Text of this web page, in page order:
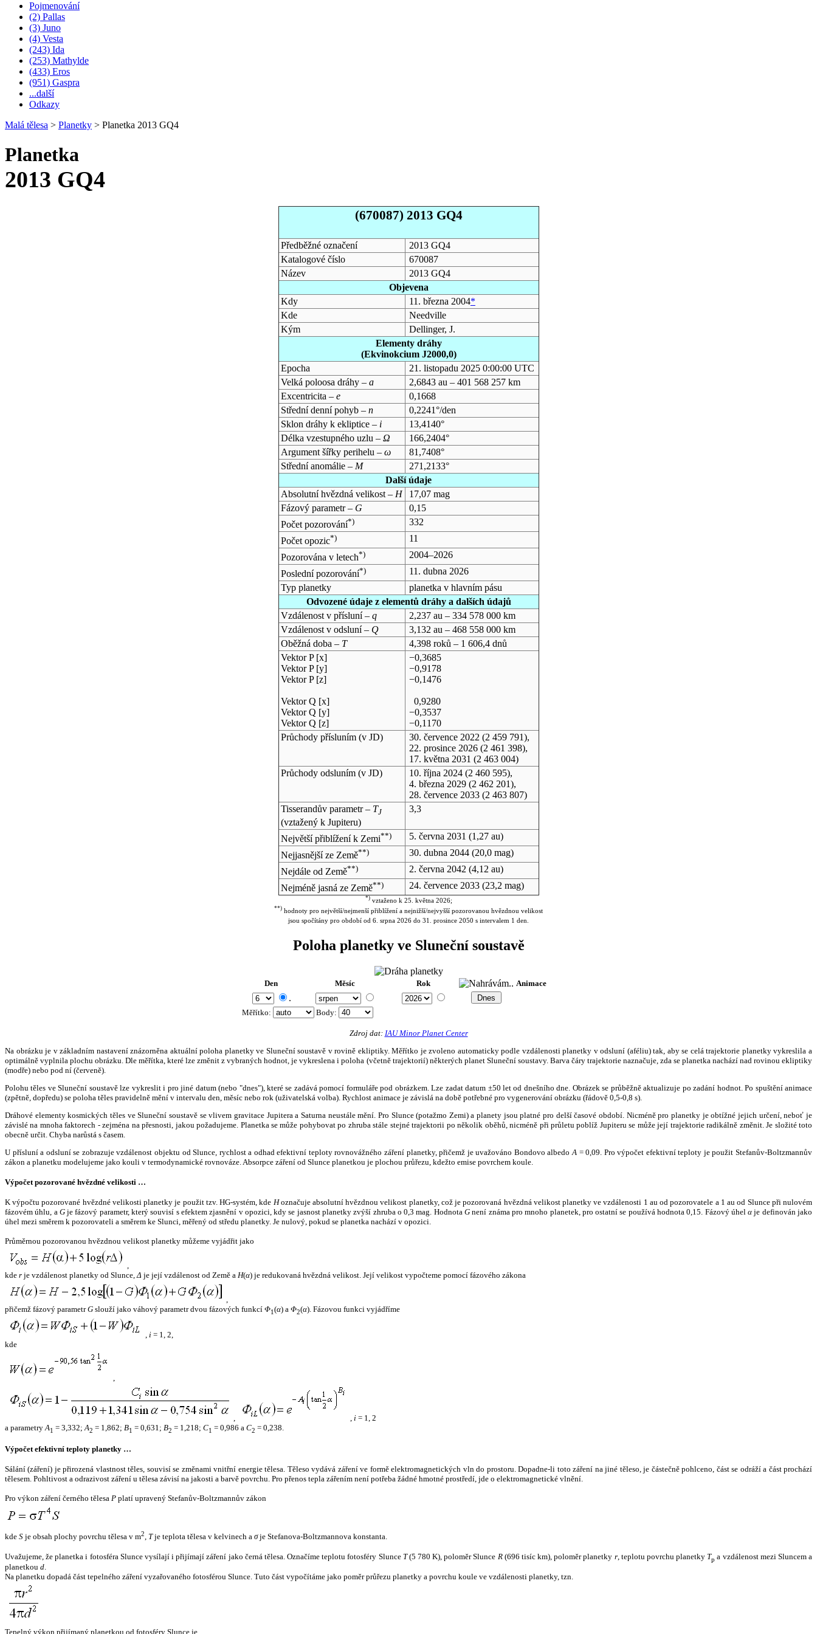
Pojmenování
(2) Pallas
(3) Juno
(4) Vesta
(243) Ida
(253) Mathylde
(433) Eros
(951) Gaspra
...další
Odkazy
Malá tělesa > Planetky > Planetka 2013 GQ4
Planetka
2013 GQ4
(670087) 2013 GQ4
Předběžné označení
2013 GQ4
Katalogové číslo
670087
Název
2013 GQ4
Objevena
Kdy
11. března 2004*
Kde
Needville
Kým
Dellinger, J.
Elementy dráhy
(Ekvinokcium J2000,0)
Epocha
21. listopadu 2025 0:00:00 UTC
Velká poloosa dráhy – a
2,6843 au – 401 568 257 km
Excentricita – e
0,1668
Střední denní pohyb – n
0,2241°/den
Sklon dráhy k ekliptice – i
13,4140°
Délka vzestupného uzlu – Ω
166,2404°
Argument šířky perihelu – ω
81,7408°
Střední anomálie – M
271,2133°
Další údaje
Absolutní hvězdná velikost – H
17,07 mag
Fázový parametr – G
0,15
Počet pozorování*)
332
Počet opozic*)
11
Pozorována v letech*)
2004–2026
Poslední pozorování*)
11. dubna 2026
Typ planetky
planetka v hlavním pásu
Odvozené údaje z elementů dráhy a dalších údajů
Vzdálenost v přísluní – q
2,237 au – 334 578 000 km
Vzdálenost v odsluní – Q
3,132 au – 468 558 000 km
Oběžná doba – T
4,398 roků – 1 606,4 dnů
Vektor P [x]
Vektor P [y]
Vektor P [z]
Vektor Q [x]
Vektor Q [y]
Vektor Q [z]
−0,3685
−0,9178
−0,1476
0,9280
−0,3537
−0,1170
Průchody přísluním (v JD) 30. července 2022 (2 459 791),
22. prosince 2026(2 461 398),
17. května 2031 (2 463 004)
Průchody odsluním (v JD) 10. října 2024(2 460 595),
4. března 2029(2 462 201),
28. července 2033(2 463 807)
Tisserandův parametr – TJ
(vztažený k Jupiteru)
3,3
Největší přiblížení k Zemi**) 5. června 2031 (1,27 au)
Nejjasnější ze Země**) 30. dubna 2044(20,0 mag)
Nejdále od Země**) 2. června 2042 (4,12 au)
Nejméně jasná ze Země**) 24. července 2033(23,2 mag)
*)vztaženo k 25. května 2026;
**) hodnoty pro největší/nejmenší přiblížení a nejnižší/nejvyšší pozorovanou hvězdnou velikost
jsou spočítány pro období od 6. srpna 2026 do 31. prosince 2050 s intervalem 1 den.
Poloha planetky ve Sluneční soustavě
Den Měsíc Rok Animace
.
Měřítko: Body:
Zdroj dat: IAU Minor Planet Center
Na obrázku je v základním nastavení znázorněna aktuální poloha planetky ve Sluneční soustavě v rovině ekliptiky. Měřítko je zvoleno automaticky podle vzdálenosti planetky v odsluní (aféliu) tak, aby se celá trajektorie planetky vykreslila a
optimálně vyplnila plochu obrázku. Dle měřítka, které lze změnit z vybraných hodnot, je vykreslena i poloha (včetně trajektorií) některých planet Sluneční soustavy. Barva čáry trajektorie naznačuje, zda se planetka nachází nad rovinou ekliptiky
(modře) nebo pod ní (červeně).
Polohu těles ve Sluneční soustavě lze vykreslit i pro jiné datum (nebo "dnes"), které se zadává pomocí formuláře pod obrázkem. Lze zadat datum ±50 let od dnešního dne. Obrázek se průběžně aktualizuje po zadání hodnot. Po spuštění animace
(zpětně, dopředu) se poloha těles pravidelně mění v intervalu den, měsíc nebo rok (uživatelská volba). Rychlost animace je závislá na době potřebné pro vygenerování obrázku (řádově 0,5-0,8 s).
Dráhové elementy kosmických těles ve Sluneční soustavě se vlivem gravitace Jupitera a Saturna neustále mění. Pro Slunce (potažmo Zemi) a planety jsou platné pro delší časové období. Nicméně pro planetky je obtížné jejich určení, neboť je
závislé na mnoha faktorech - zejména na přesnosti, jakou požadujeme. Planetka se může pohybovat po zhruba stále stejné trajektorii po několik oběhů, nicméně při průletu poblíž Jupiteru se může její trajektorie radikálně změnit. Je složité toto
obecně určit. Chyba narůstá s časem.
U přísluní a odsluní se zobrazuje vzdálenost objektu od Slunce, rychlost a odhad efektivní teploty rovnovážného záření planetky, přičemž je uvažováno Bondovo albedo A = 0,09. Pro výpočet efektivní teploty je použit Stefanův-Boltzmannův
zákon a planetku modelujeme jako kouli v termodynamické rovnováze. Absorpce záření od Slunce planetkou je plochou průřezu, kdežto emise povrchem koule.
Výpočet pozorované hvězdné velikosti …
K výpočtu pozorované hvězdné velikosti planetky je použit tzv. HG-systém, kde Hoznačuje absolutní hvězdnou velikost planetky, což je pozorovaná hvězdná velikost planetky ve vzdálenosti 1 au od pozorovatele a 1 au od Slunce při nulovém
fázovém úhlu, a Gje fázový parametr, který souvisí s efektem zjasnění v opozici, kdy se jasnost planetky zvýší zhruba o 0,3 mag. HodnotaG není známa pro mnoho planetek, pro ostatní se používá hodnota 0,15. Fázový úhelα je definován jako
úhel mezi směrem k pozorovateli a směrem ke Slunci, měřený od středu planetky. Je nulový, pokud se planetka nachází v opozici.
Průměrnou pozorovanou hvězdnou velikost planetky můžeme vyjádřit jako
,
kde r je vzdálenost planetky od Slunce,Δ je její vzdálenost od Země a H(α) je redukovaná hvězdná velikost. Její velikost vypočteme pomocí fázového zákona
,
přičemž fázový parametrG slouží jako váhový parametr dvou fázových funkcí Φ1(α) a Φ2(α). Fázovou funkci vyjádříme
, i = 1, 2,
kde
,
, , i = 1, 2
a parametryA1 = 3,332;A2 = 1,862; B1 = 0,631; B2 = 1,218; C1 = 0,986 a C2 = 0,238.
Výpočet efektivní teploty planetky …
Sálání (záření) je přirozená vlastnost těles, souvisí se změnami vnitřní energie tělesa. Těleso vydává záření ve formě elektromagnetických vln do prostoru. Dopadne-li toto záření na jiné těleso, je částečně pohlceno, část se odráží a část prochází
tělesem. Pohltivost a odrazivost záření u tělesa závisí na jakosti a barvě povrchu. Pro přenos tepla zářením není potřeba žádné hmotné prostředí, jde o elektromagnetické vlnění.
Pro výkon záření černého tělesa P platí upravený Stefanův-Boltzmannův zákon
kde S je obsah plochy povrchu tělesa v m2, Tje teplota tělesa v kelvinech a σje Stefanova-Boltzmannova konstanta.
Uvažujeme, že planetka i fotosféra Slunce vysílají i přijímají záření jako černá tělesa. Označíme teplotu fotosféry Slunce T(5 780 K), poloměr Slunce R(696 tisíc km), poloměr planetky r, teplotu povrchu planetky Tp a vzdálenost mezi Sluncem a
planetkou d.
Na planetku dopadá část tepelného záření vyzařovaného fotosférou Slunce. Tuto část vypočítáme jako poměr průřezu planetky a povrchu koule ve vzdálenosti planetky, tzn.
Tepelný výkon přijímaný planetkou od fotosféry Slunce je